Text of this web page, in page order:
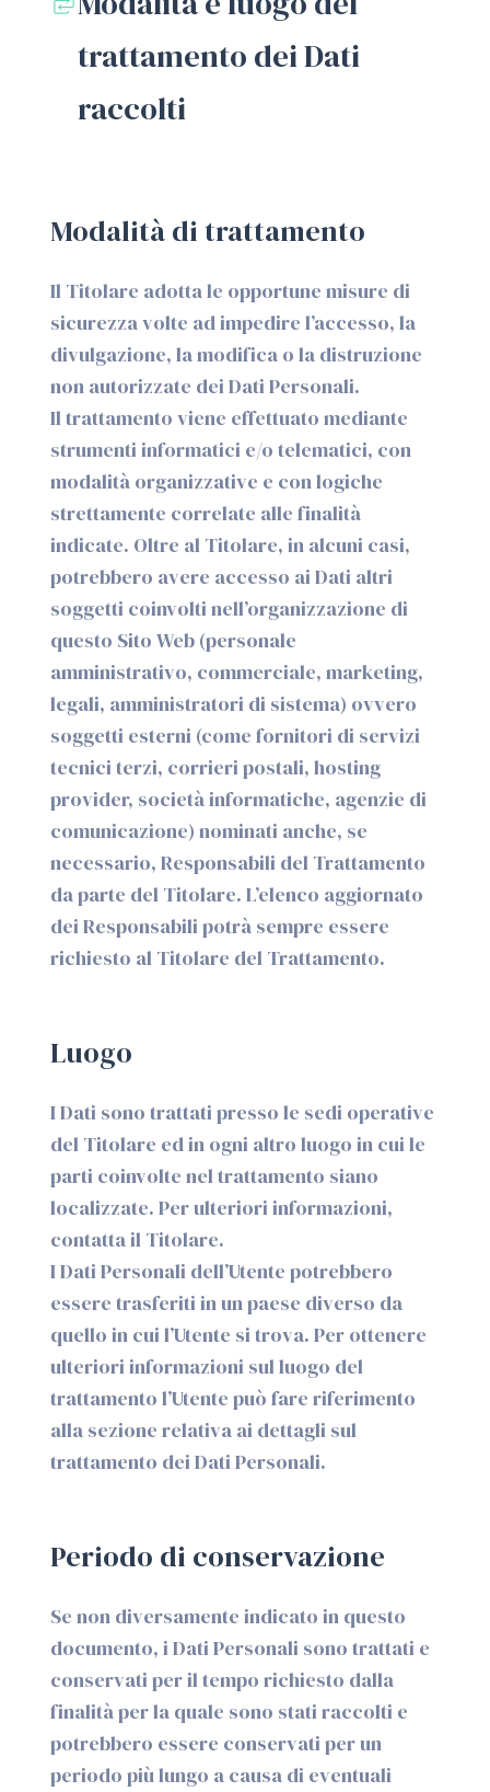
trattamento dei Dati
raccolti
Modalità di trattamento
Il Titolare adotta le opportune misure di
sicurezza volte ad impedire l’accesso, la
divulgazione, la modifica o la distruzione
non autorizzate dei Dati Personali.
Il trattamento viene effettuato mediante
strumenti informatici e/o telematici, con
modalità organizzative e con logiche
strettamente correlate alle finalità
indicate. Oltre al Titolare, in alcuni casi,
potrebbero avere accesso ai Dati altri
soggetti coinvolti nell’organizzazione di
questo Sito Web (personale
amministrativo, commerciale, marketing,
legali, amministratori di sistema) ovvero
soggetti esterni (come fornitori di servizi
tecnici terzi, corrieri postali, hosting
provider, società informatiche, agenzie di
comunicazione) nominati anche, se
necessario, Responsabili del Trattamento
da parte del Titolare. L’elenco aggiornato
dei Responsabili potrà sempre essere
richiesto al Titolare del Trattamento.
Luogo
I Dati sono trattati presso le sedi operative
del Titolare ed in ogni altro luogo in cui le
parti coinvolte nel trattamento siano
localizzate. Per ulteriori informazioni,
contatta il Titolare.
I Dati Personali dell’Utente potrebbero
essere trasferiti in un paese diverso da
quello in cui l’Utente si trova. Per ottenere
ulteriori informazioni sul luogo del
trattamento l’Utente può fare riferimento
alla sezione relativa ai dettagli sul
trattamento dei Dati Personali.
Periodo di conservazione
Se non diversamente indicato in questo
documento, i Dati Personali sono trattati e
conservati per il tempo richiesto dalla
finalità per la quale sono stati raccolti e
potrebbero essere conservati per un
periodo più lungo a causa di eventuali